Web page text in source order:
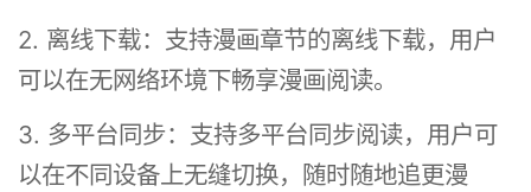
2. 离线下载：支持漫画章节的离线下载，用户
可以在无网络环境下畅享漫画阅读。
3. 多平台同步：支持多平台同步阅读，用户可
以在不同设备上无缝切换，随时随地追更漫